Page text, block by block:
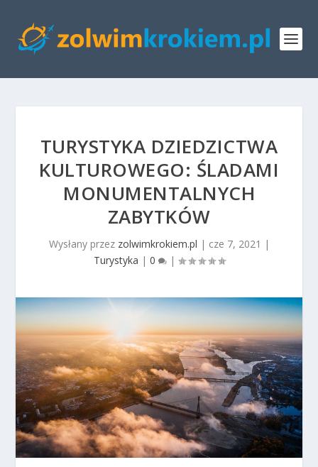
TURYSTYKA DZIEDZICTWA
KULTUROWEGO: ŚLADAMI
MONUMENTALNYCH
ZABYTKÓW
Wysłany przez zolwimkrokiem.pl | cze 7, 2021 |
Turystyka | 0 |